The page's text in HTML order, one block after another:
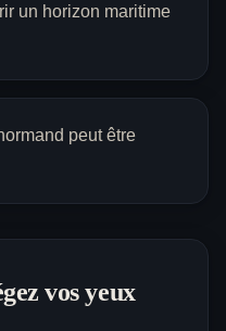
un horizon maritime
peut être
vos yeux